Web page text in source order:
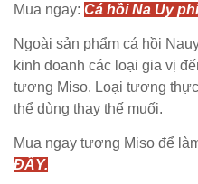
Mua ngay: Cá hồi Na Uy
Ngoài sản phẩm cá hồi
kinh doanh các loại gia vị
tương Miso. Loại tương
thể dùng thay thế muối.
Mua ngay tương Miso để
ĐÂY.